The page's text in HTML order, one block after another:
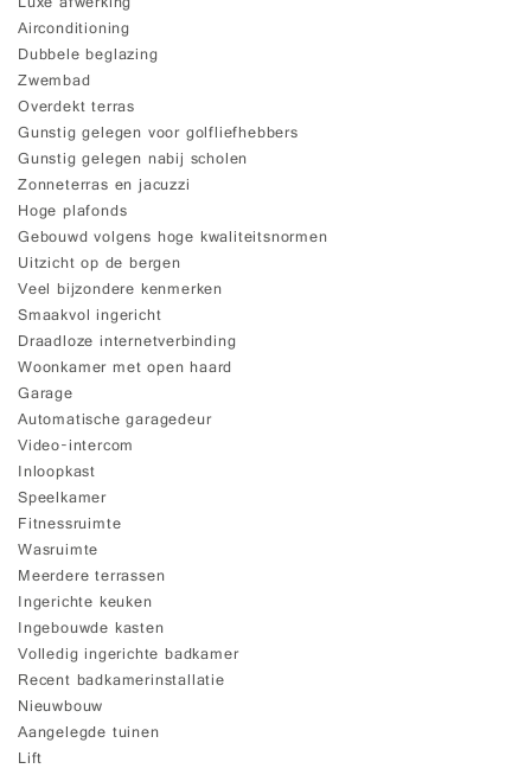
Airconditioning
Dubbele beglazing
Zwembad
Overdekt terras
Gunstig gelegen voor golfliefhebbers
Gunstig gelegen nabij scholen
Zonneterras en jacuzzi
Hoge plafonds
Gebouwd volgens hoge kwaliteitsnormen
Uitzicht op de bergen
Veel bijzondere kenmerken
Smaakvol ingericht
Draadloze internetverbinding
Woonkamer met open haard
Garage
Automatische garagedeur
Video-intercom
Inloopkast
Speelkamer
Fitnessruimte
Wasruimte
Meerdere terrassen
Ingerichte keuken
Ingebouwde kasten
Volledig ingerichte badkamer
Recent badkamerinstallatie
Nieuwbouw
Aangelegde tuinen
Lift